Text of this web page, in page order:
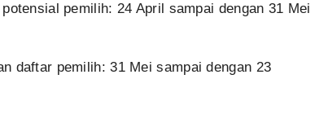
pemilih: 24 April sampai dengan 31 Mei
daftar pemilih: 31 Mei sampai dengan 23